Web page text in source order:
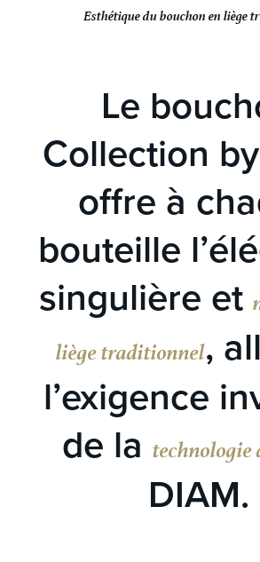
Esthétique du bouchon en liège
Le
Collection
offre à
bouteille
singulière et
liège traditionnel,
l’exigence
de la technologie
DIAM.